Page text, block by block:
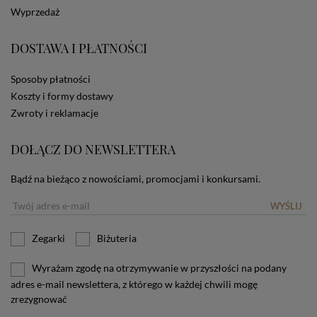
zamieszczane w urządzeniu końcowym każdego
stosowanie plików cookies powinien zmienić
ustawienia swojej przeglądarki.
Wyprzedaż
DOSTAWA I PŁATNOŚCI
Sposoby płatności
Koszty i formy dostawy
Zwroty i reklamacje
DOŁĄCZ DO NEWSLETTERA
Bądź na bieżąco z nowościami, promocjami i konkursami.
WYŚLIJ
Zegarki Biżuteria
Wyrażam zgodę na otrzymywanie w przyszłości na podany
adres e-mail newslettera, z którego w każdej chwili mogę
zrezygnować